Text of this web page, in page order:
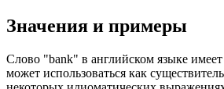
Значения и примеры
Слово "bank" в английском языке имеет
может использоваться как